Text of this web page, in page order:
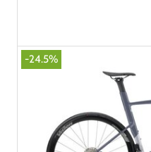
-24.5%